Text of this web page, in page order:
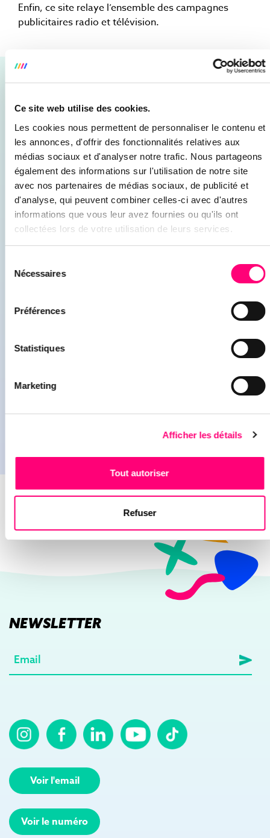
Ce site web utilise des cookies.
Les cookies nous permettent de personnaliser le contenu et
les annonces, d'offrir des fonctionnalités relatives aux
médias sociaux et d'analyser notre trafic. Nous partageons
également des informations sur l'utilisation de notre site
avec nos partenaires de médias sociaux, de publicité et
d'analyse, qui peuvent combiner celles-ci avec d'autres
informations que vous leur avez fournies ou qu'ils ont
collectées lors de votre utilisation de leurs services.
Nécessaires
Préférences
Statistiques
Marketing
Afficher les détails
Tout autoriser
Refuser
Enfin, ce site relaye l’ensemble des campagnes
publicitaires radio et télévision.
INTÉRESSER
RETROUVEZ NOS CONSEILS, GUIDES &
TUTORIELS POUR AMÉLIORER VOTRE
WEBMARKETING
19/06/2024
CONTRIBUÉ AU SUCCÈS DU MR
NEWSLETTER
Voir l'email
Voir le numéro